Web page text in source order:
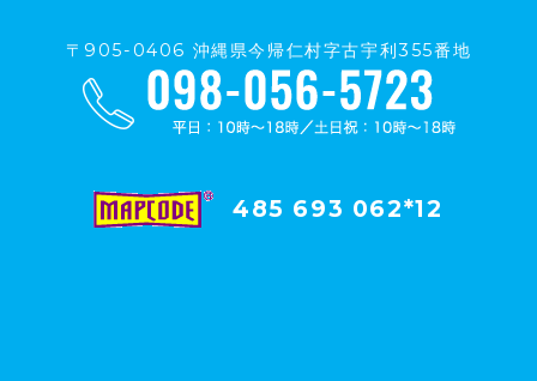
〒905-0406 沖縄県今帰仁村字古宇利355番地
485 693 062*12